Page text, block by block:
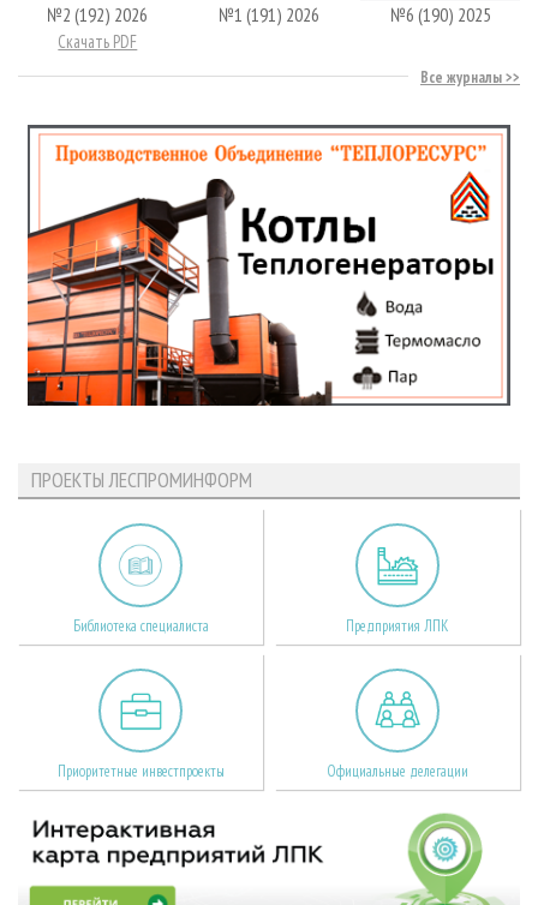
№2 (192) 2026
Скачать PDF
№1 (191) 2026 №6 (190) 2025
Все журналы
ПРОЕКТЫ ЛЕСПРОМИНФОРМ
Библиотека специалиста Предприятия ЛПК
Приоритетные инвестпроекты Официальные делегации